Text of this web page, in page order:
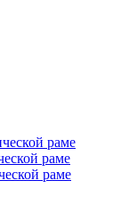
раме
раме
раме